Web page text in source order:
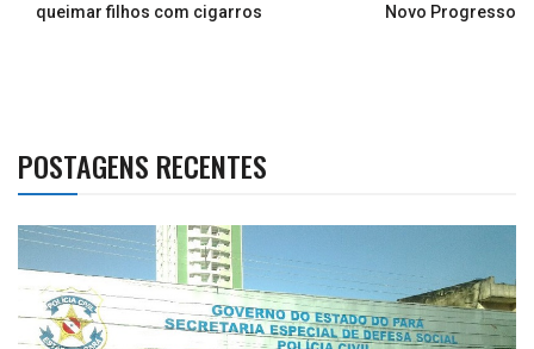
queimar filhos com cigarros
Novo Progresso
POSTAGENS RECENTES